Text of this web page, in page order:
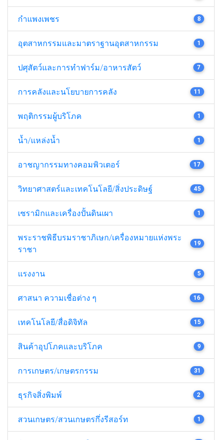
กำแพงเพชร 8
อุตสาหกรรมและมาตราฐานอุตสาหกรรม 1
ปศุสัตว์และการทำฟาร์ม/อาหารสัตว์ 7
การคลังและนโยบายการคลัง 11
พฤติกรรมผู้บริโภค 1
น้ำ/แหล่งน้ำ 1
อาชญากรรมทางคอมพิวเตอร์ 17
วิทยาศาสตร์และเทคโนโลยี/สิ่งประดิษฐ์ 45
เซรามิกและเครื่องปั้นดินเผา 1
พระราชพิธีบรมราชาภิเษก/เครื่องหมายแห่งพระ
ราชา
19
แรงงาน 5
ศาสนา ความเชื่อต่าง ๆ 16
เทคโนโลยี/สื่อดิจิทัล 15
สินค้าอุปโภคและบริโภค 9
การเกษตร/เกษตรกรรม 31
ธุรกิจสิ่งพิมพ์ 2
สวนเกษตร/สวนเกษตรกึ่งรีสอร์ท 1